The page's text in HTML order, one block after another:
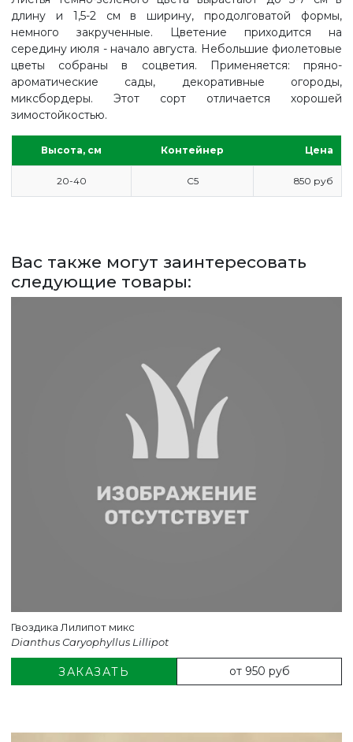
ГЛАВНАЯ
ЗАДАТЬ ВОПРОС
длину и 1,5-2 см в ширину, продолговатой формы,
немного закрученные. Цветение приходится на
середину июля - начало августа. Небольшие фиолетовые
цветы собраны в соцветия. Применяется: пряно-
ароматические сады, декоративные огороды,
миксбордеры. Этот сорт отличается хорошей
зимостойкостью.
Высота, см Контейнер Цена
20-40 С5 850 руб
Вас также могут заинтересовать
следующие товары:
Гвоздика Лилипот микс
Dianthus Caryophyllus Lillipot
ЗАКАЗАТЬ от 950 руб